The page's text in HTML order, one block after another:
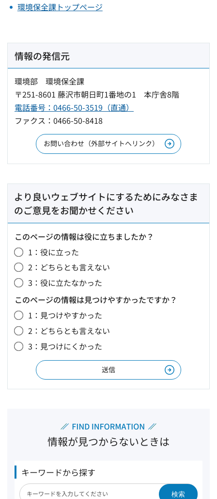
環境保全課トップページ
情報の発信元
環境部 環境保全課
〒251-8601 藤沢市朝日町1番地の1 本庁舎8階
電話番号：0466-50-3519（直通）
ファクス：0466-50-8418
お問い合わせ（外部サイトへリンク）
より良いウェブサイトにするためにみなさま
のご意見をお聞かせください
このページの情報は役に立ちましたか？
1：役に立った
2：どちらとも言えない
3：役に立たなかった
このページの情報は見つけやすかったですか？
1：見つけやすかった
2：どちらとも言えない
3：見つけにくかった
情報が見つからないときは
キーワードから探す
検索